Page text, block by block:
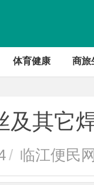
体育健康 商旅
及其它
/ 临江便民